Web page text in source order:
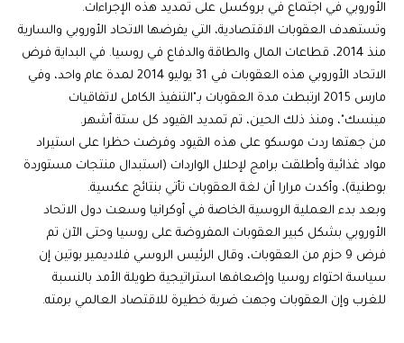
الأوروبي في اجتماع في بروكسل على تمديد هذه الإجراءات.
وتستهدف العقوبات الاقتصادية، التي يفرضها الاتحاد الأوروبي والسارية
منذ 2014، قطاعات المال والطاقة والدفاع في روسيا. في البداية فرض
الاتحاد الأوروبي هذه العقوبات في 31 يوليو 2014 لمدة عام واحد، وفي
مارس 2015 ارتبطت مدة العقوبات بـ"التنفيذ الكامل لاتفاقيات
مينسك"، ومنذ ذلك الحين، تم تمديد القيود كل ستة أشهر.
من جهتها ردت موسكو على هذه القيود وفرضت حظرا على استيراد
مواد غذائية وأطلقت برامج لإحلال الواردات (استبدال منتجات مستوردة
بوطنية)، وأكدت مرارا أن لغة العقوبات تأتي بنتائج عكسية.
وبعد بدء العملية الروسية الخاصة في أوكرانيا وسعت دول الاتحاد
الأوروبي بشكل كبير العقوبات المفروضة على روسيا وحتى الآن تم
فرض 9 حزم من العقوبات، وقال الرئيس الروسي فلاديمير بوتين إن
سياسة احتواء روسيا وإضعافها استراتيجية طويلة الأمد بالنسبة
للغرب وإن العقوبات وجهت ضربة خطيرة للاقتصاد العالمي برمته.